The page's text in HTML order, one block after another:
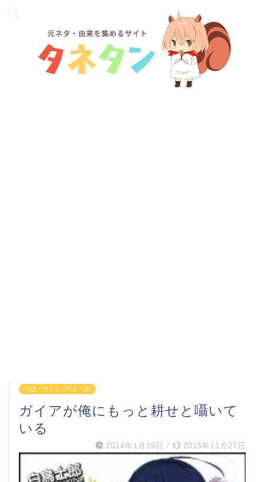
小説・ライトノベル・詩
ガイアが俺にもっと耕せと囁いて
いる
2014年1月19日 / 2015年11月27日